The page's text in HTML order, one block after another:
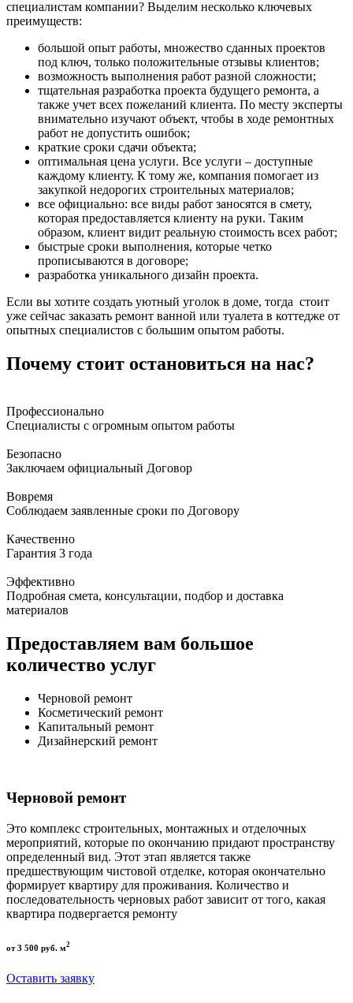
специалистам компании? Выделим несколько ключевых
преимуществ:
большой опыт работы, множество сданных проектов
под ключ, только положительные отзывы клиентов;
возможность выполнения работ разной сложности;
тщательная разработка проекта будущего ремонта, а
также учет всех пожеланий клиента. По месту эксперты
внимательно изучают объект, чтобы в ходе ремонтных
работ не допустить ошибок;
краткие сроки сдачи объекта;
оптимальная цена услуги. Все услуги – доступные
каждому клиенту. К тому же, компания помогает из
закупкой недорогих строительных материалов;
все официально: все виды работ заносятся в смету,
которая предоставляется клиенту на руки. Таким
образом, клиент видит реальную стоимость всех работ;
быстрые сроки выполнения, которые четко
прописываются в договоре;
разработка уникального дизайн проекта.
Если вы хотите создать уютный уголок в доме, тогда стоит
уже сейчас заказать ремонт ванной или туалета в коттедже от
опытных специалистов с большим опытом работы.
Почему стоит остановиться на нас?
Профессионально
Специалисты с огромным опытом работы
Безопасно
Заключаем официальный Договор
Вовремя
Соблюдаем заявленные сроки по Договору
Качественно
Гарантия 3 года
Эффективно
Подробная смета, консультации, подбор и доставка
материалов
Предоставляем вам большое
количество услуг
Черновой ремонт
Косметический ремонт
Капитальный ремонт
Дизайнерский ремонт
Черновой ремонт
Это комплекс строительных, монтажных и отделочных
мероприятий, которые по окончанию придают пространству
определенный вид. Этот этап является также
предшествующим чистовой отделке, которая окончательно
формирует квартиру для проживания. Количество и
последовательность черновых работ зависит от того, какая
квартира подвергается ремонту
от 3 500 руб. м2
Оставить заявку